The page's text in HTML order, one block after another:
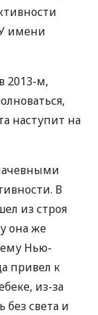
имени
2013-м,
наступит на
В
из строя
она же
Нью-
привел к
из-за
без света и